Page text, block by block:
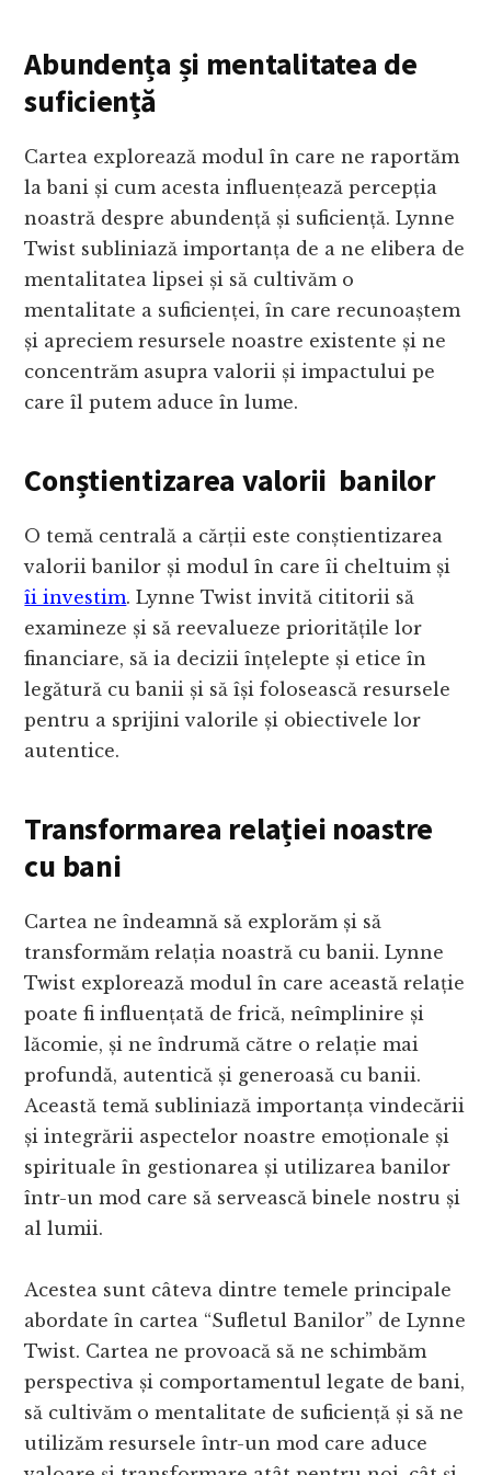
Abundența și mentalitatea de
suficiență
Cartea explorează modul în care ne raportăm
la bani și cum acesta influențează percepția
noastră despre abundență și suficiență. Lynne
Twist subliniază importanța de a ne elibera de
mentalitatea lipsei și să cultivăm o
mentalitate a suficienței, în care recunoaștem
și apreciem resursele noastre existente și ne
concentrăm asupra valorii și impactului pe
care îl putem aduce în lume.
Conștientizarea valorii banilor
O temă centrală a cărții este conștientizarea
valorii banilor și modul în care îi cheltuim și
îi investim. Lynne Twist invită cititorii să
examineze și să reevalueze prioritățile lor
financiare, să ia decizii înțelepte și etice în
legătură cu banii și să își folosească resursele
pentru a sprijini valorile și obiectivele lor
autentice.
Transformarea relației noastre
cu bani
Cartea ne îndeamnă să explorăm și să
transformăm relația noastră cu banii. Lynne
Twist explorează modul în care această relație
poate fi influențată de frică, neîmplinire și
lăcomie, și ne îndrumă către o relație mai
profundă, autentică și generoasă cu banii.
Această temă subliniază importanța vindecării
și integrării aspectelor noastre emoționale și
spirituale în gestionarea și utilizarea banilor
într-un mod care să servească binele nostru și
al lumii.
Acestea sunt câteva dintre temele principale
abordate în cartea “Sufletul Banilor” de Lynne
Twist. Cartea ne provoacă să ne schimbăm
perspectiva și comportamentul legate de bani,
să cultivăm o mentalitate de suficiență și să ne
utilizăm resursele într-un mod care aduce